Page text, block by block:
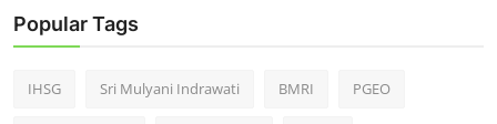
Popular Tags
IHSG Sri Mulyani Indrawati BMRI PGEO